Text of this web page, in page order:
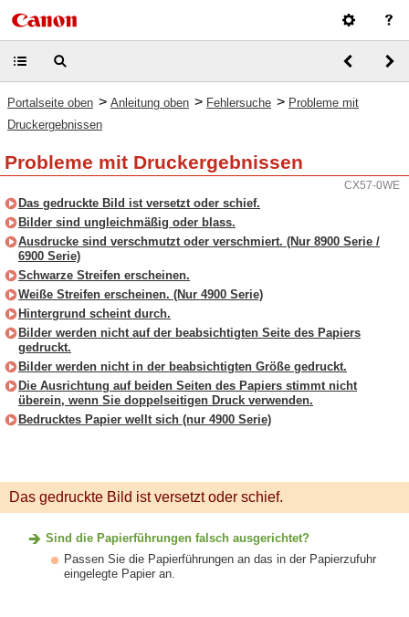
Portalseite oben > Anleitung oben > Fehlersuche > Probleme mit
Druckergebnissen
Probleme mit Druckergebnissen
CX57-0WE
Das gedruckte Bild ist versetzt oder schief.
Bilder sind ungleichmäßig oder blass.
Ausdrucke sind verschmutzt oder verschmiert. (Nur 8900 Serie /
6900 Serie)
Schwarze Streifen erscheinen.
Weiße Streifen erscheinen. (Nur 4900 Serie)
Hintergrund scheint durch.
Bilder werden nicht auf der beabsichtigten Seite des Papiers
gedruckt.
Bilder werden nicht in der beabsichtigten Größe gedruckt.
Die Ausrichtung auf beiden Seiten des Papiers stimmt nicht
überein, wenn Sie doppelseitigen Druck verwenden.
Bedrucktes Papier wellt sich (nur 4900 Serie)
Das gedruckte Bild ist versetzt oder schief.
Sind die Papierführungen falsch ausgerichtet?
Passen Sie die Papierführungen an das in der Papierzufuhr
eingelegte Papier an.